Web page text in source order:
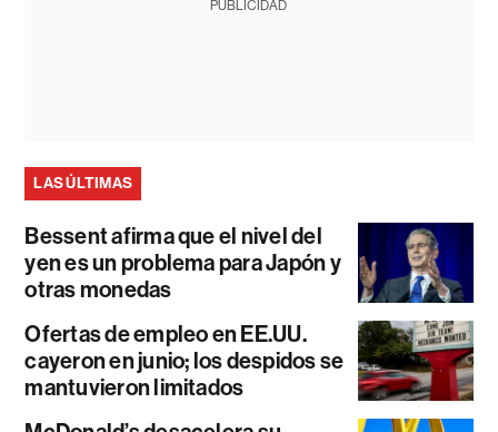
PUBLICIDAD
LAS ÚLTIMAS
Bessent afirma que el nivel del
yen es un problema para Japón y
otras monedas
Ofertas de empleo en EE.UU.
cayeron en junio; los despidos se
mantuvieron limitados